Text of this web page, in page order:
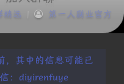
精选 第一人副业官方
，其中的信息可能已
：diyirenfuye